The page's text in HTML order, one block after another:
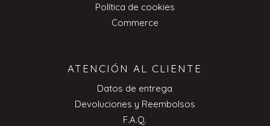
Política de cookies
Commerce
ATENCIÓN AL CLIENTE
Datos de entrega
Devoluciones y Reembolsos
F.A.Q.